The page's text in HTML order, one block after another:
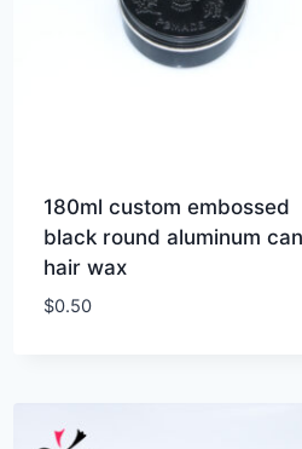
180ml custom embossed
black round aluminum can
hair wax
$0.50